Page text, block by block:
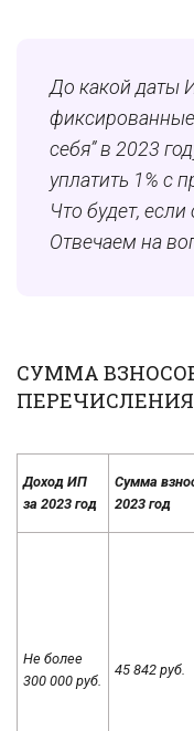
До какой даты
себя” в 2023
уплатить 1% c
Что будет,
Отвечаем на
СУММА
ПЕРЕЧИСЛЕНИЯ
Доход ИП
за 2023 год
Сумма
2023 год
Не более
300 000 руб.
45 842 руб.